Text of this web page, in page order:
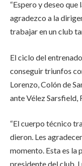
“Espero y deseo
agradezco a la
trabajar en un club
El ciclo del
conseguir triunfos
Lorenzo, Colón de
ante Vélez Sarsfield,
“El cuerpo técnico
dieron. Les
momento. Esta es la
presidente del club,